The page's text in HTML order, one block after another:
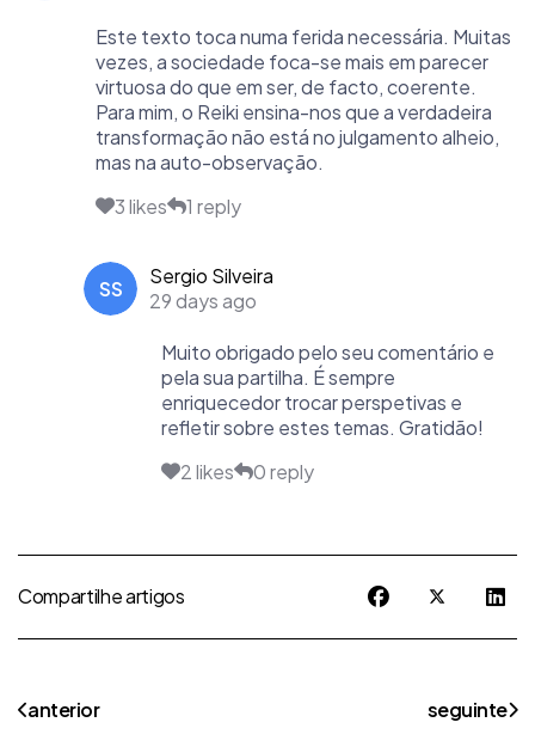
Este texto toca numa ferida necessária. Muitas
vezes, a sociedade foca-se mais em parecer
virtuosa do que em ser, de facto, coerente.
Para mim, o Reiki ensina-nos que a verdadeira
transformação não está no julgamento alheio,
mas na auto-observação.
3 likes
1 reply
SS
Sergio Silveira
29 days ago
Muito obrigado pelo seu comentário e
pela sua partilha. É sempre
enriquecedor trocar perspetivas e
refletir sobre estes temas. Gratidão!
2 likes
0 reply
Compartilhe artigos
artigo anterior: o que é o reiki? uma definição completa
anterior artigo
seguinte